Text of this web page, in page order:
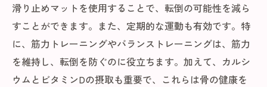
滑り止めマットを使用することで、転倒の可能性を減ら
すことができます。また、定期的な運動も有効です。特
に、筋力トレーニングやバランストレーニングは、筋力
を維持し、転倒を防ぐのに役立ちます。加えて、カルシ
ウムとビタミンDの摂取も重要で、これらは骨の健康を